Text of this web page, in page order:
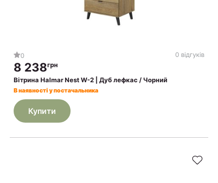
0 0 відгуків
8 238грн
Вітрина Halmar Nest W-2 | Дуб лефкас / Чорний
В наявності у постачальника
Купити